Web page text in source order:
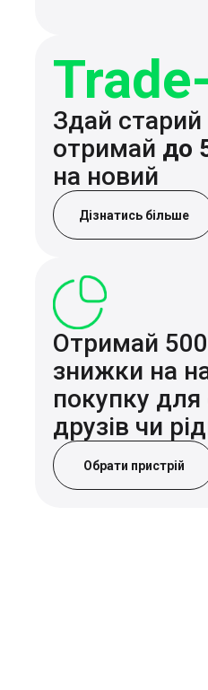
Здай старий
отримай до
на новий
Дізнатись більше
Отримай
знижки на
покупку для
друзів чи
Обрати пристрій